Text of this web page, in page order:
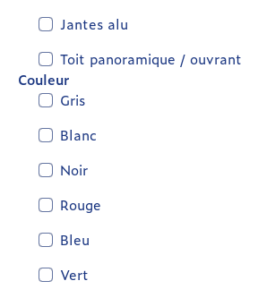
Jantes alu
Toit panoramique / ouvrant
Couleur
Gris
Blanc
Noir
Rouge
Bleu
Vert